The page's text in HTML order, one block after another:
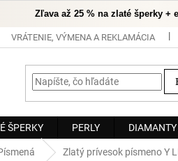
Zľava až 25 % na zlaté šperky +
VRÁTENIE, VÝMENA A REKLAMÁCIA
ŠPERKY PERLY
Zlatý prívesok písmeno Y